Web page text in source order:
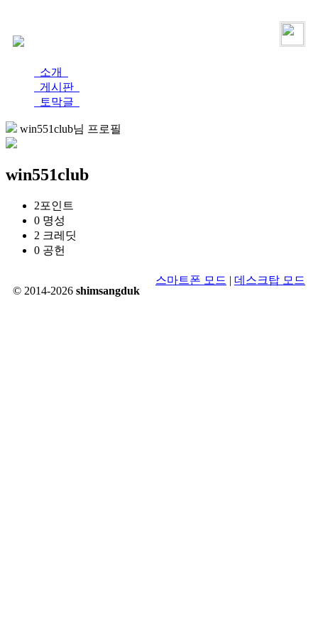
소개
게시판
토막글
win551club님 프로필
win551club
2포인트
0 명성
2 크레딧
0 공헌
© 2014-2026 shimsangduk
스마트폰 모드 | 데스크탑 모드